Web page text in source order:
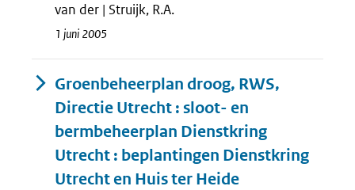
van der | Struijk, R.A.
1 juni 2005
Groenbeheerplan droog, RWS,
Directie Utrecht : sloot- en
bermbeheerplan Dienstkring
Utrecht : beplantingen Dienstkring
Utrecht en Huis ter Heide